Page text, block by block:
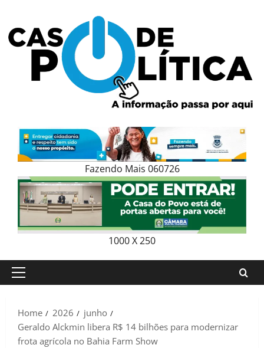
content
Fazendo Mais 060726
1000 X 250
Primary
Home
2026
junho
Geraldo Alckmin libera R$ 14 bilhões para modernizar
frota agrícola no Bahia Farm Show